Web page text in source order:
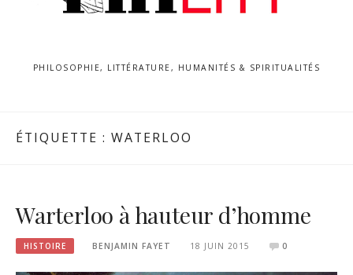
PHILOSOPHIE, LITTÉRATURE, HUMANITÉS & SPIRITUALITÉS
ÉTIQUETTE : WATERLOO
Warterloo à hauteur d’homme
HISTOIRE BENJAMIN FAYET 18 JUIN 2015 0